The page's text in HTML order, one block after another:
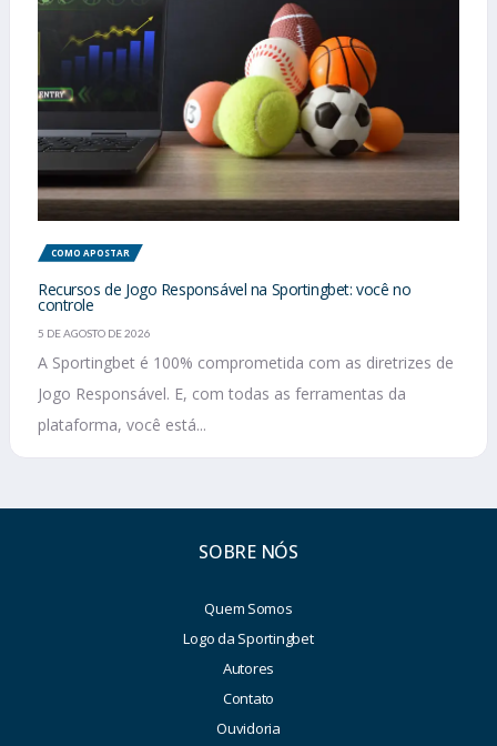
COMO APOSTAR
Recursos de Jogo Responsável na Sportingbet: você no
controle
5 DE AGOSTO DE 2026
A Sportingbet é 100% comprometida com as diretrizes de
Jogo Responsável. E, com todas as ferramentas da
plataforma, você está...
SOBRE NÓS
Quem Somos
Logo da Sportingbet
Autores
Contato
Ouvidoria